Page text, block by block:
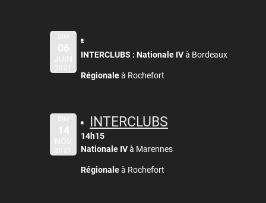
DIM
06
JUIN
2021
INTERCLUBS : Nationale IVà Bordeaux
Régionaleà Rochefort
DIM
14
NOV
2021
INTERCLUBS
14h15
Nationale IVà Marennes
Régionaleà Rochefort